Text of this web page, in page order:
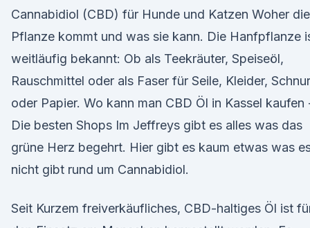
Cannabidiol (CBD) für Hunde und Katzen Woher die
Pflanze kommt und was sie kann. Die Hanfpflanze
weitläufig bekannt: Ob als Teekräuter, Speiseöl,
Rauschmittel oder als Faser für Seile, Kleider, Schnur
oder Papier. Wo kann man CBD Öl in Kassel kaufen
Die besten Shops Im Jeffreys gibt es alles was das
grüne Herz begehrt. Hier gibt es kaum etwas was
nicht gibt rund um Cannabidiol.
Seit Kurzem freiverkäufliches, CBD-haltiges Öl ist